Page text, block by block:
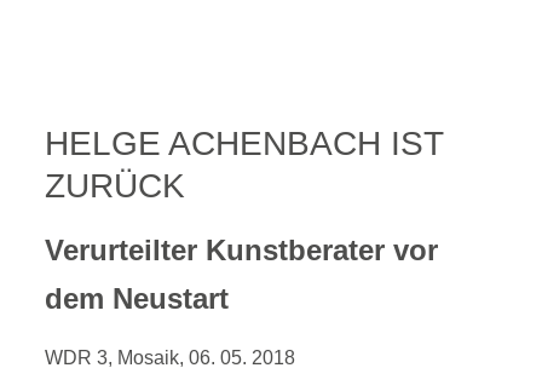
HELGE ACHENBACH IST
ZURÜCK
Verurteilter Kunstberater vor
dem Neustart
WDR 3, Mosaik, 06. 05. 2018